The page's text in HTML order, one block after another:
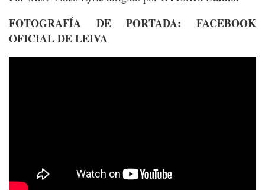
FOTOGRAFÍA DE PORTADA: FACEBOOK
OFICIAL DE LEIVA